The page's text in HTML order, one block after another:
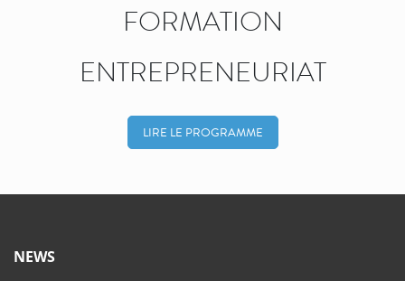
FORMATION
ENTREPRENEURIAT
LIRE LE PROGRAMME
NEWS